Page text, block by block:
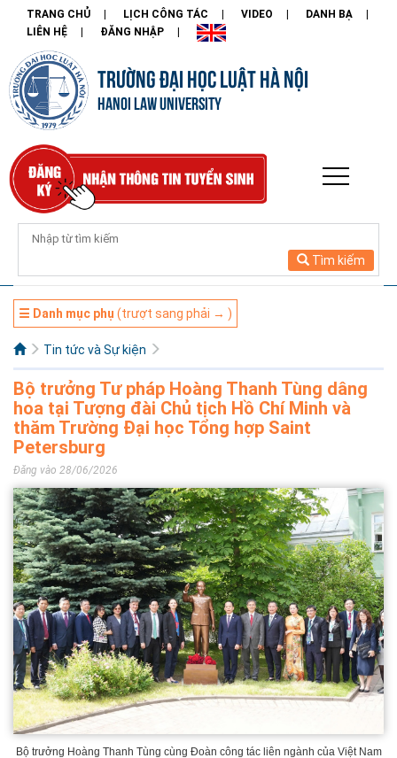
TRANG CHỦ LỊCH CÔNG TÁC VIDEO
DANH BẠ
LIÊN HỆ
ĐĂNG NHẬP
TRƯỜNG ĐẠI HỌC LUẬT HÀ NỘI
HANOI LAW UNIVERSITY
Tìm kiếm
☰ Danh mục phụ (trượt sang phải → )
Tin tức và Sự kiện
Bộ trưởng Tư pháp Hoàng Thanh Tùng dâng
hoa tại Tượng đài Chủ tịch Hồ Chí Minh và
thăm Trường Đại học Tổng hợp Saint
Petersburg
Đăng vào 28/06/2026
Bộ trưởng Hoàng Thanh Tùng cùng Đoàn công tác liên ngành của Việt Nam